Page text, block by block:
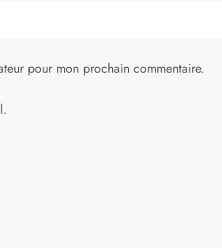
pour mon prochain commentaire.